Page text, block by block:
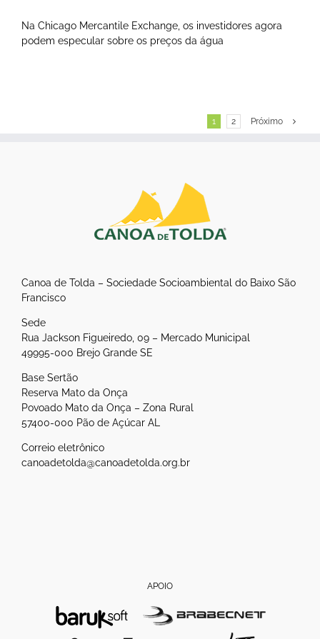
Na Chicago Mercantile Exchange, os investidores agora
podem especular sobre os preços da água
1 2 Próximo
Canoa de Tolda – Sociedade Socioambiental do Baixo São
Francisco
Sede
Rua Jackson Figueiredo, 09 – Mercado Municipal
49995-000 Brejo Grande SE
Base Sertão
Reserva Mato da Onça
Povoado Mato da Onça – Zona Rural
57400-000 Pão de Açúcar AL
Correio eletrônico
canoadetolda@canoadetolda.org.br
APOIO